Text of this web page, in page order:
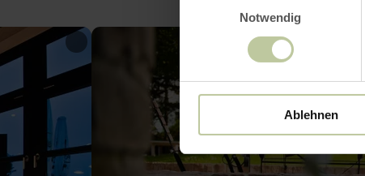
Notwendig
Ablehnen